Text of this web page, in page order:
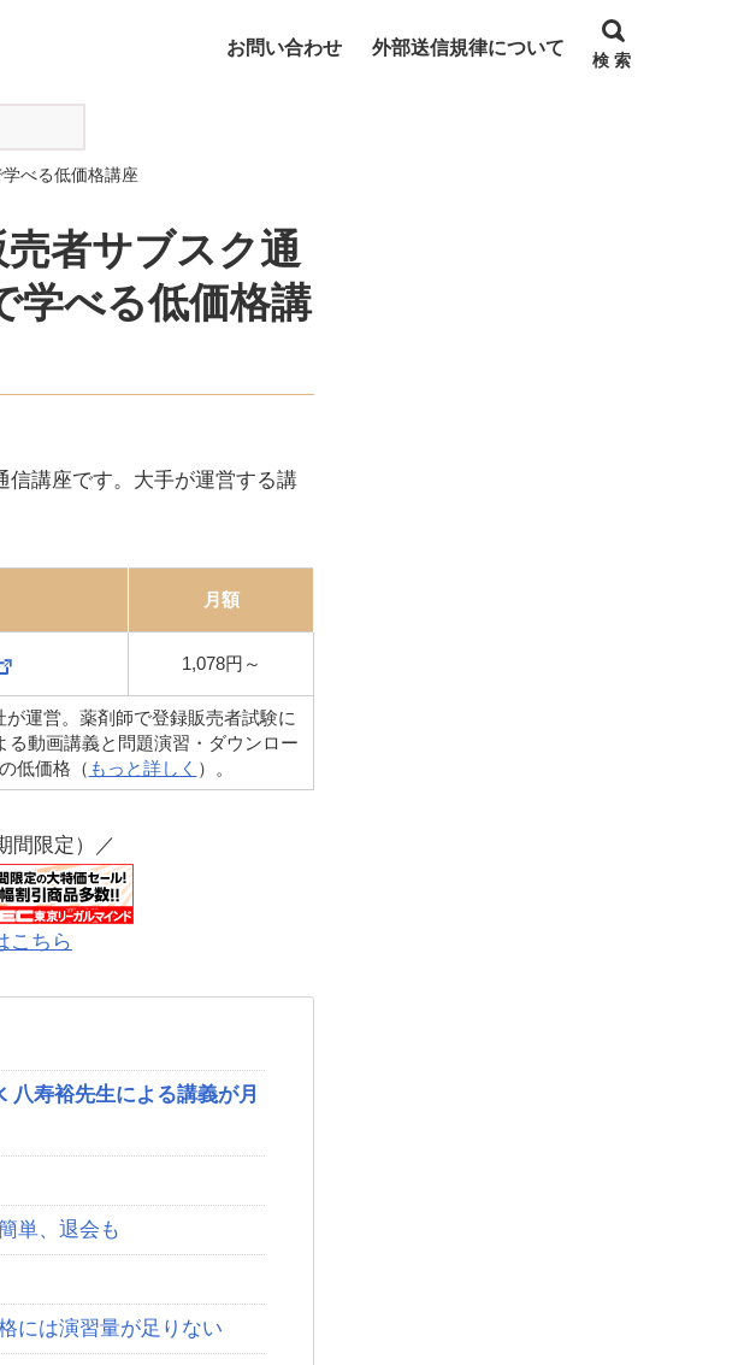
お問い合わせ 外部送信規律について
検 索
べる低価格講座
者サブスク通
学べる低価格講
信講座です。大手が運営する講
月額
1,078円～
運営。薬剤師で登録販売者試験に
る動画講義と問題演習・ダウンロー
低価格（ もっと詳しく ）。
間限定）／
こちら
八寿裕先生による講義が月
単、退会も
には演習量が足りない